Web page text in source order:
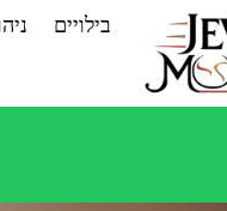
בילויים